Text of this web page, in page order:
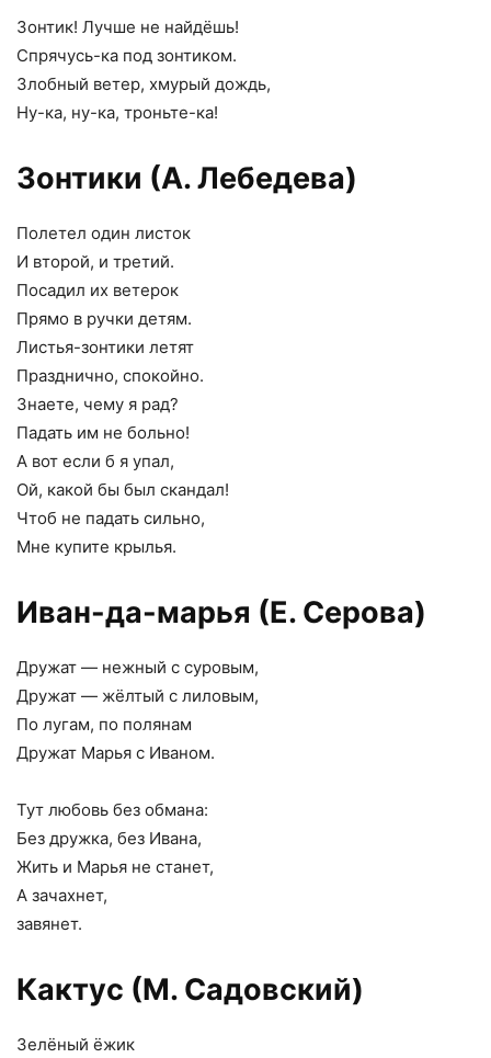
Зонтик! Лучше не найдёшь!
Спрячусь-ка под зонтиком.
Злобный ветер, хмурый дождь,
Ну-ка, ну-ка, троньте-ка!
Зонтики (А. Лебедева)
Полетел один листок
И второй, и третий.
Посадил их ветерок
Прямо в ручки детям.
Листья-зонтики летят
Празднично, спокойно.
Знаете, чему я рад?
Падать им не больно!
А вот если б я упал,
Ой, какой бы был скандал!
Чтоб не падать сильно,
Мне купите крылья.
Иван-да-марья (Е. Серова)
Дружат — нежный с суровым,
Дружат — жёлтый с лиловым,
По лугам, по полянам
Дружат Марья с Иваном.
Тут любовь без обмана:
Без дружка, без Ивана,
Жить и Марья не станет,
А зачахнет,
завянет.
Кактус (М. Садовский)
Зелёный ёжик